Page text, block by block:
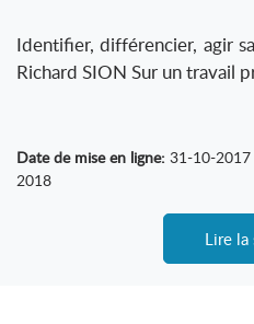
Identifier, différencier, agir
Richard SION Sur un travail
Date de mise en ligne: 31-10-2017
2018
Lire la